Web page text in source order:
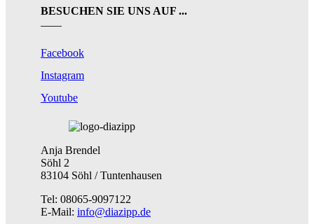
BESUCHEN SIE UNS AUF ...
Facebook
Instagram
Youtube
Anja Brendel
Söhl 2
83104 Söhl / Tuntenhausen
Tel: 08065-9097122
E-Mail: info@diazipp.de